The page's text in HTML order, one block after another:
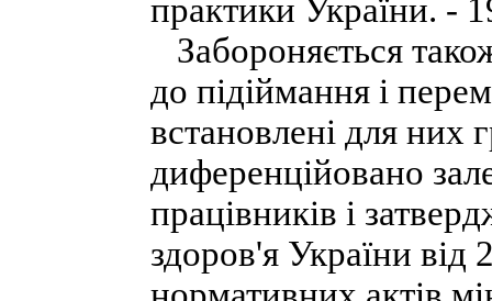
практики України. -
Забороняється
до підіймання і
встановлені для них
диференційовано
працівників і
здоров'я України